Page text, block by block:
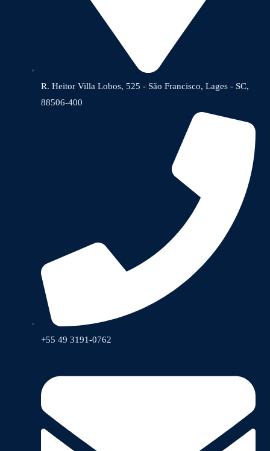
R. Heitor Villa Lobos, 525 - São Francisco, Lages - SC,
88506-400
+55 49 3191-0762